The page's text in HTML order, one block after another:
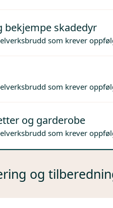
bekjempe skadedyr
som krever
som krever
og garderobe
som krever
og